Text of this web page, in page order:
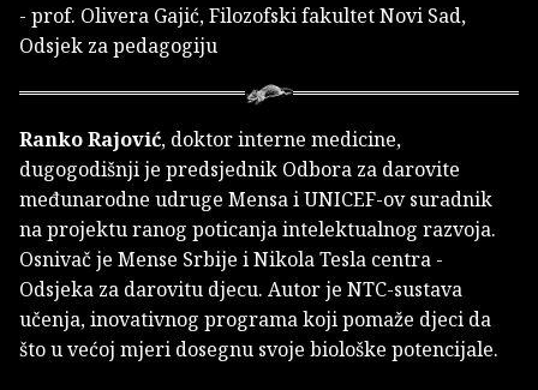
- prof. Olivera Gajić, Filozofski fakultet Novi Sad,
Odsjek za pedagogiju
Ranko Rajović, doktor interne medicine,
dugogodišnji je predsjednik Odbora za darovite
međunarodne udruge Mensa i UNICEF-ov suradnik
na projektu ranog poticanja intelektualnog razvoja.
Osnivač je Mense Srbije i Nikola Tesla centra -
Odsjeka za darovitu djecu. Autor je NTC-sustava
učenja, inovativnog programa koji pomaže djeci da
što u većoj mjeri dosegnu svoje biološke potencijale.